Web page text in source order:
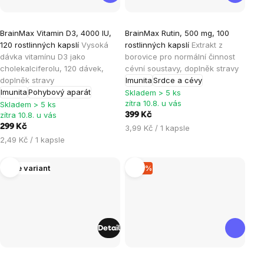
BrainMax Vitamin D3, 4000 IU,
120 rostlinných kapslí Vysoká
dávka vitamínu D3 jako
cholekalciferolu, 120 dávek,
doplněk stravy
ImunitaPohybový aparát
hodnocení
produktu
je
5,0
z
5
hvězdiček.
Skladem > 5 ks
zítra 10.8. u vás
299 Kč
Měrná
2,49 Kč / 1 kapsle
BrainMax Rutin, 500 mg, 100
rostlinných kapslí Extrakt z
borovice pro normální činnost
cévní soustavy, doplněk stravy
ImunitaSrdce a cévy
hodnocení
produktu
je
5,0
z
5
hvězdiček.
Skladem > 5 ks
zítra 10.8. u vás
399 Kč
Měrná
3,99 Kč / 1 kapsle
Více variant
Detail
–21 %